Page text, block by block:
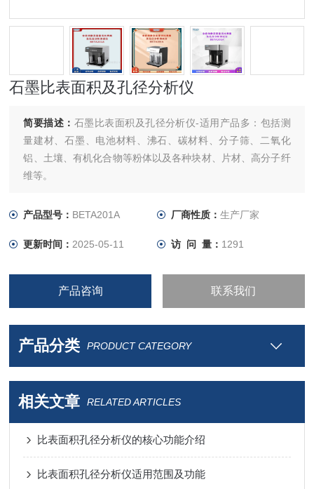
石墨比表面积及孔径分析仪
简要描述： 石墨比表面积及孔径分析仪-适用产品多：包括测
量建材、石墨、电池材料、沸石、碳材料、分子筛、二氧化
铝、土壤、有机化合物等粉体以及各种块材、片材、高分子纤
维等。
产品型号： BETA201A 厂商性质： 生产厂家
更新时间： 2025-05-11 访 问 量： 1291
产品咨询 联系我们
产品分类 PRODUCT CATEGORY
相关文章 RELATED ARTICLES
比表面积孔径分析仪的核心功能介绍
比表面积孔径分析仪适用范围及功能